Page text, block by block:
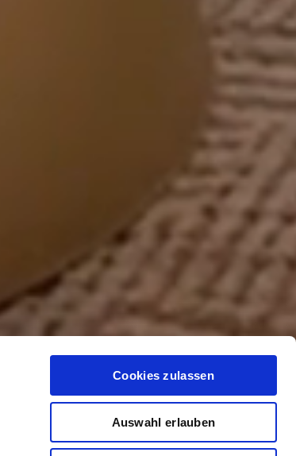
Cookies zulassen
Auswahl erlauben